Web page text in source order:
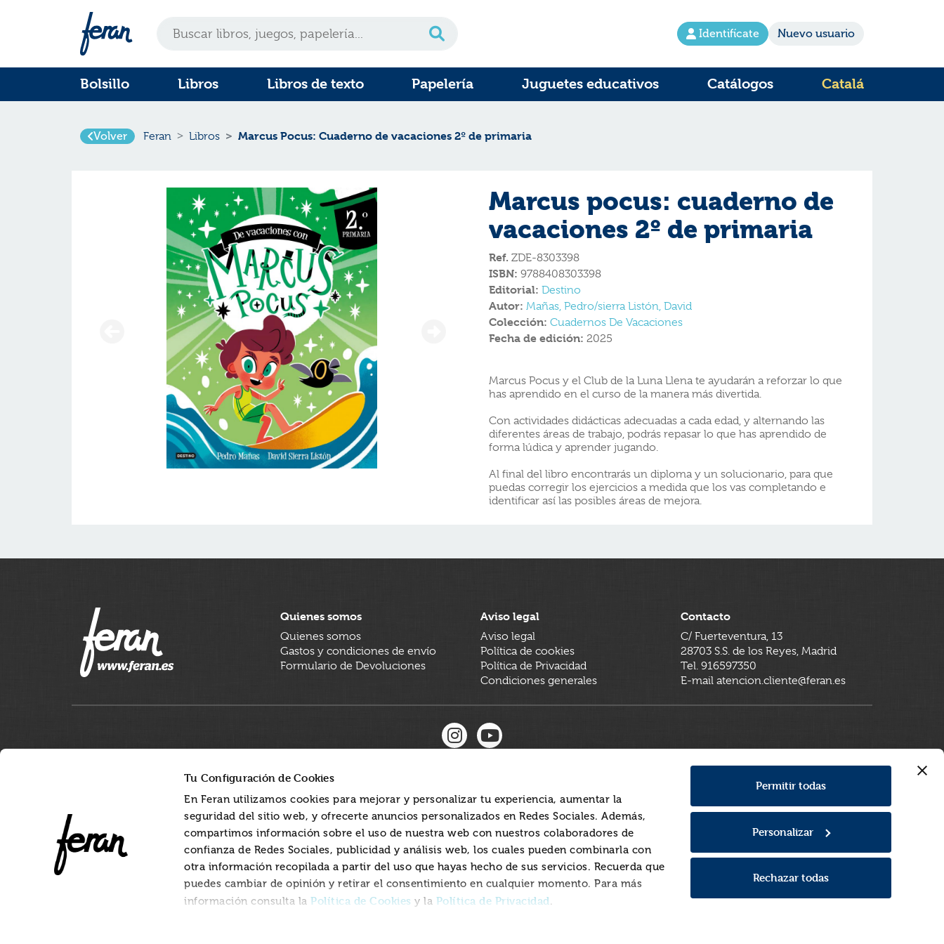
Tu Configuración de Cookies
En Feran utilizamos cookies para mejorar y personalizar tu experiencia, aumentar la
seguridad del sitio web, y ofrecerte anuncios personalizados en Redes Sociales. Además,
compartimos información sobre el uso de nuestra web con nuestros colaboradores de
confianza de Redes Sociales, publicidad y análisis web, los cuales pueden combinarla con
otra información recopilada a partir del uso que hayas hecho de sus servicios. Recuerda que
puedes cambiar de opinión y retirar el consentimiento en cualquier momento. Para más
información consulta laPolítica de Cookies y la Política de Privacidad.
Permitir todas
Personalizar
Rechazar todas
Identifícate Nuevo usuario
Bolsillo Libros Libros de texto Papelería Juguetes educativos Catálogos Catalá
Volver Feran Libros Marcus Pocus: Cuaderno de vacaciones 2º de primaria
Marcus pocus: cuaderno de
vacaciones 2º de primaria
Ref. ZDE-8303398
ISBN: 9788408303398
Editorial: Destino
Autor: Mañas, Pedro/sierra Listón, David
Colección: Cuadernos De Vacaciones
Fecha de edición: 2025
Marcus Pocus y el Club de la Luna Llena te ayudarán a reforzar lo que
has aprendido en el curso de la manera más divertida.
Con actividades didácticas adecuadas a cada edad, y alternando las
diferentes áreas de trabajo, podrás repasar lo que has aprendido de
forma lúdica y aprender jugando.
Al final del libro encontrarás un diploma y un solucionario, para que
puedas corregir los ejercicios a medida que los vas completando e
identificar así las posibles áreas de mejora.
Quienes somos
Quienes somos
Gastos y condiciones de envío
Formulario de Devoluciones
Aviso legal
Aviso legal
Política de cookies
Política de Privacidad
Condiciones generales
Contacto
C/ Fuerteventura, 13
28703 S.S. de los Reyes, Madrid
Tel. 916597350
E-mail atencion.cliente@feran.es